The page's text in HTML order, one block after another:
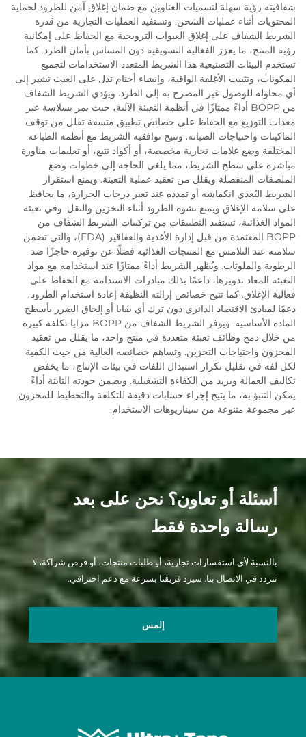
شفافيته رؤية سهلة لتسميات العناوين مع ضمان إغلاق آمن للطرود لحماية
المحتويات أثناء عمليات الشحن. وتستفيد العمليات التجارية من قدرة
الشريط الشفاف على إغلاق العبوات الترويجية مع الحفاظ على إمكانية
رؤية المنتج، ما يعزز الفعالية التسويقية دون المساس بأمان الطرد. كما
تستخدم البيئات التصنيعية هذا الشريط المتعدد الاستخدامات لتجميع
المكونات، وتثبيت الأغلفة الواقية، وإنشاء أختام تدل على العبث تشير إلى
أي محاولة للوصول غير المصرح به إلى الطرد. ويؤدي الشريط الشفاف
من BOPP أداءً ممتازًا في أنظمة التعبئة الآلية، حيث يمر بسلاسة عبر
معدات التوزيع مع الحفاظ على خصائص تطبيق متسقة تقلل من توقف
الماكينات واحتياجات الصيانة. وتتيح توافقية الشريط مع أنظمة الطباعة
المختلفة وضع علامات تجارية مخصصة، أو أكواد تتبع، أو تعليمات مناورة
مباشرة على سطح الشريط، مما يلغي الحاجة إلى خطوات وضع
الملصقات المنفصلة ويقلل من تعقيد عملية التعبئة. ويمنع استقرار
الشريط البُعدي انكماشه أو تمدده عند تغير درجات الحرارة، ما يحافظ
على سلامة الإغلاق ويمنع تشوه الطرود أثناء التخزين والنقل. وفي تعبئة
المواد الغذائية، تستفيد التطبيقات من تركيبات الشريط الشفاف من
BOPP المعتمدة من قبل إدارة الأغذية والعقاقير (FDA)، والتي تضمن
سلامته عند التلامس مع المنتجات الغذائية فضلًا عن توفيره حاجزًا ضد
الرطوبة والملوثات. ويُظهر الشريط أداءً ممتازًا عند استخدامه مع مواد
التعبئة المعاد تدويرها، داعمًا بذلك مبادرات الاستدامة مع الحفاظ على
فعالية الإغلاق. كما تتيح خصائص إزالته النظيفة إعادة استخدام الطرود،
دعمًا لمبادئ الاقتصاد الدائري دون ترك أي بقايا أو إلحاق الضرر بأسطح
المادة الأساسية. ويوفر الشريط الشفاف من BOPP مزايا تكلفة كبيرة
من خلال دمج وظائف تعبئة متعددة في منتج واحد، ما يقلل من تعقيد
المخزون واحتياجات التخزين. وتساهم خصائصه العالية من حيث الكمية
لكل لفة في تقليل تكرار استبدال اللفات في بيئات الإنتاج، ما يخفض
تكاليف العمالة ويزيد من الكفاءة التشغيلية. ويضمن جودته الثابتة أداءً
يمكن التنبؤ به، ما يتيح إجراء حسابات دقيقة للتكلفة والتخطيط للمخزون
عبر مجموعة متنوعة من سيناريوهات الاستخدام.
أسئلة أو تعاون؟ نحن على بعد
رسالة واحدة فقط
بالنسبة لأي استفسارات تجارية، أو طلبات منتجات، أو فرص شراكة، لا
تتردد في الاتصال بنا. سيرد فريقنا بسرعة مع دعم احترافي.
إلمس